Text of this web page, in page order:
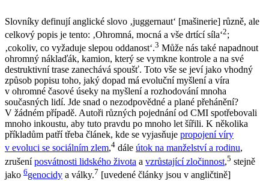
Slovníky definují anglické slovo ‚juggernaut‘ [mašinerie] různě, ale
celkový popis je tento: ‚Ohromná, mocná a vše drtící síla‘2;
‚cokoliv, co vyžaduje slepou oddanost‘.3 Může nás také napadnout
ohromný náklaďák, kamion, který se vymkne kontrole a na své
destruktivní trase zanechává spoušť. Toto vše se jeví jako vhodný
způsob popisu toho, jaký dopad má evoluční myšlení a víra
v ohromné časové úseky na myšlení a rozhodování mnoha
současných lidí. Jde snad o nezodpovědné a plané přehánění?
V žádném případě. Autoři různých pojednání od CMI spotřebovali
mnoho inkoustu, aby tuto pravdu po mnoho let šířili. K několika
příkladům patří třeba článek, kde se vyjasňuje propojení víry
v evoluci se sociálním zlem,4 dále útok na manželství a rodinu,
zrušeníposvátnosti lidského života a vzrůstající zločinnost,5 stejně
jako 6genocidy a války.7 [uvedené články jsou v angličtině]